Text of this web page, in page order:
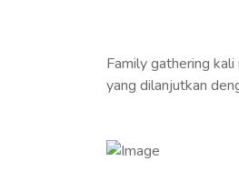
Family gathering
yang dilanjutkan